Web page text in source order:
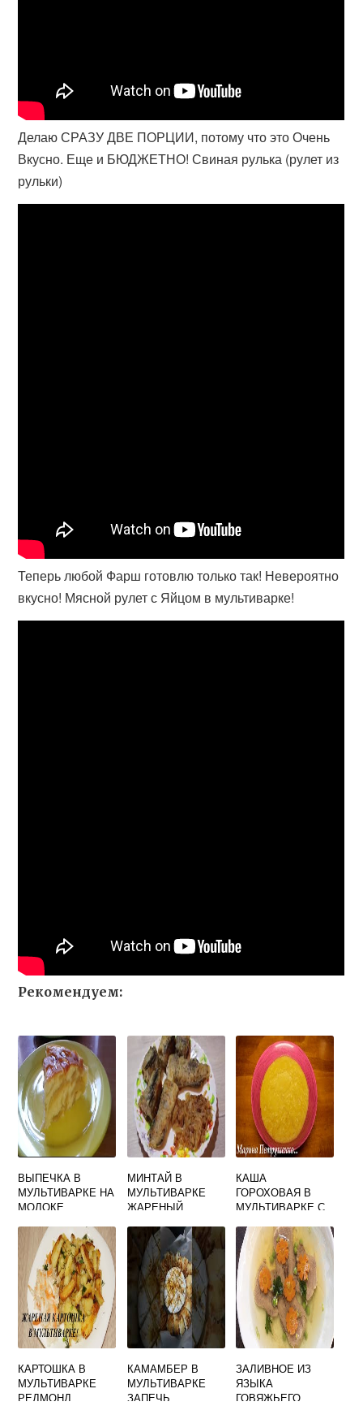
Делаю СРАЗУ ДВЕ ПОРЦИИ, потому что это Очень
Вкусно. Еще и БЮДЖЕТНО! Свиная рулька (рулет из
рульки)
Теперь любой Фарш готовлю только так! Невероятно
вкусно! Мясной рулет с Яйцом в мультиварке!
Рекомендуем:
ВЫПЕЧКА В
МУЛЬТИВАРКЕ НА
МОЛОКЕ
МИНТАЙ В
МУЛЬТИВАРКЕ
ЖАРЕНЫЙ
КАША
ГОРОХОВАЯ В
МУЛЬТИВАРКЕ С
КАРТОШКА В
МУЛЬТИВАРКЕ
РЕДМОНД
КАМАМБЕР В
МУЛЬТИВАРКЕ
ЗАПЕЧЬ
ЗАЛИВНОЕ ИЗ
ЯЗЫКА
ГОВЯЖЬЕГО